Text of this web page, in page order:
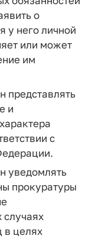
о
у него личной
или может
им
представлять
и
с
уведомлять
прокуратуры
случаях
в целях